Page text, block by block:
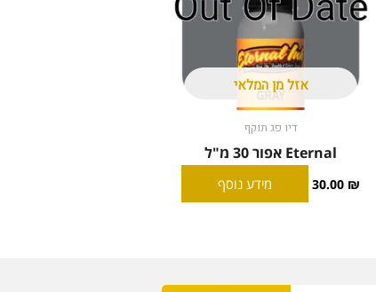
אזל מן המלאי
דיו פג תוקף
Eternal אפור 30 מ"ל
30.00 ₪ מידע נוסף